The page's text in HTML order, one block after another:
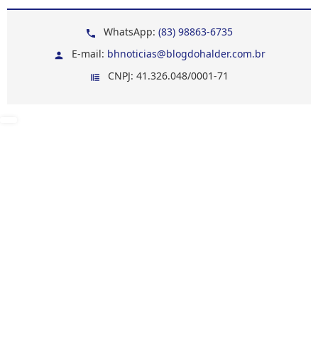
WhatsApp: (83) 98863-6735
E-mail: bhnoticias@blogdohalder.com.br
CNPJ: 41.326.048/0001-71